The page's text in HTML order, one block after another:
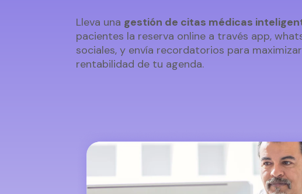
Lleva una gestión de citas médicas
pacientes la reserva online a través app,
sociales, y envía recordatorios para
rentabilidad de tu agenda.